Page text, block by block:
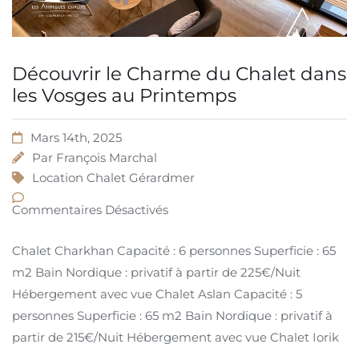
Découvrir le Charme du Chalet dans
les Vosges au Printemps
Mars 14th, 2025
Par François Marchal
Location Chalet Gérardmer
Commentaires Désactivés
Chalet Charkhan Capacité : 6 personnes Superficie : 65
m2 Bain Nordique : privatif à partir de 225€/Nuit
Hébergement avec vue Chalet Aslan Capacité : 5
personnes Superficie : 65 m2 Bain Nordique : privatif à
partir de 215€/Nuit Hébergement avec vue Chalet Iorik